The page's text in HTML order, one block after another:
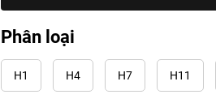
Phân loại
H1 H4 H7 H11